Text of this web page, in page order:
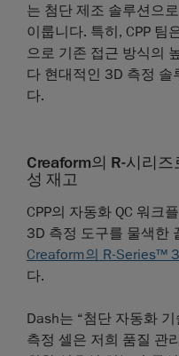
는 첨단 제조 솔루션으
이룹니다. 특히, CPP 팀
으로 기존 접근 방식의
다 현대적인 3D 측정 솔
다.
Creaform의 R-시리
성 재고
CPP의 자동화 QC 워크
3D 측정 도구를 물색한
Creaform의 R-Series™
다.
Dash는 “첨단 자동화
측정 셀은 저희 품질 관